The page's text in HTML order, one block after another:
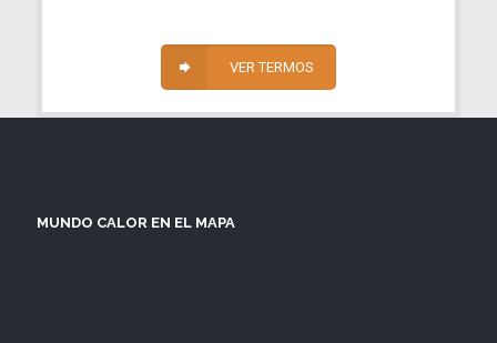
VER TERMOS
MUNDO CALOR EN EL MAPA